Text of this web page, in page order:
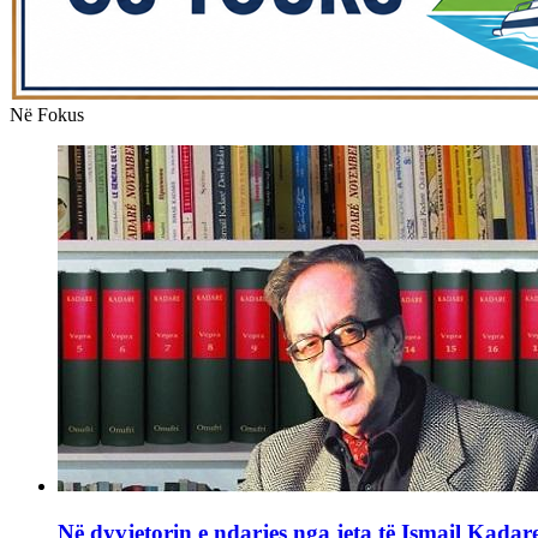
Në Fokus
Në dyvjetorin e ndarjes nga jeta të Ismail